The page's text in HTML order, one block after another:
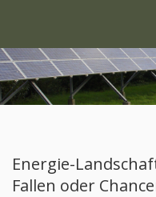
Wir über uns
Energie-
Fallen oder